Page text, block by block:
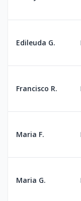
Edileuda G.
Francisco R.
Maria F.
Maria G.